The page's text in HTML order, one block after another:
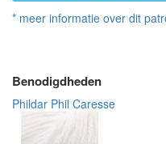
* meer informatie over dit
Benodigdheden
Phildar Phil Caresse